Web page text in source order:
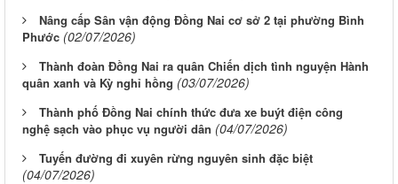
Nâng cấp Sân vận động Đồng Nai cơ sở 2 tại phường Bình
Phước (02/07/2026)
Thành đoàn Đồng Nai ra quân Chiến dịch tình nguyện Hành
quân xanh và Kỳ nghỉ hồng (03/07/2026)
Thành phố Đồng Nai chính thức đưa xe buýt điện công
nghệ sạch vào phục vụ người dân (04/07/2026)
Tuyến đường đi xuyên rừng nguyên sinh đặc biệt
(04/07/2026)